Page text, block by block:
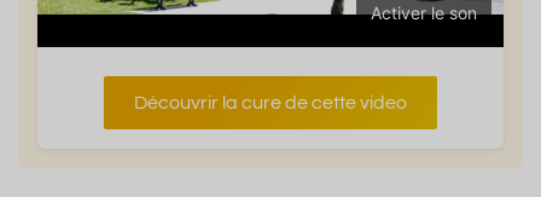
Activer le son
Découvrir la cure de cette video